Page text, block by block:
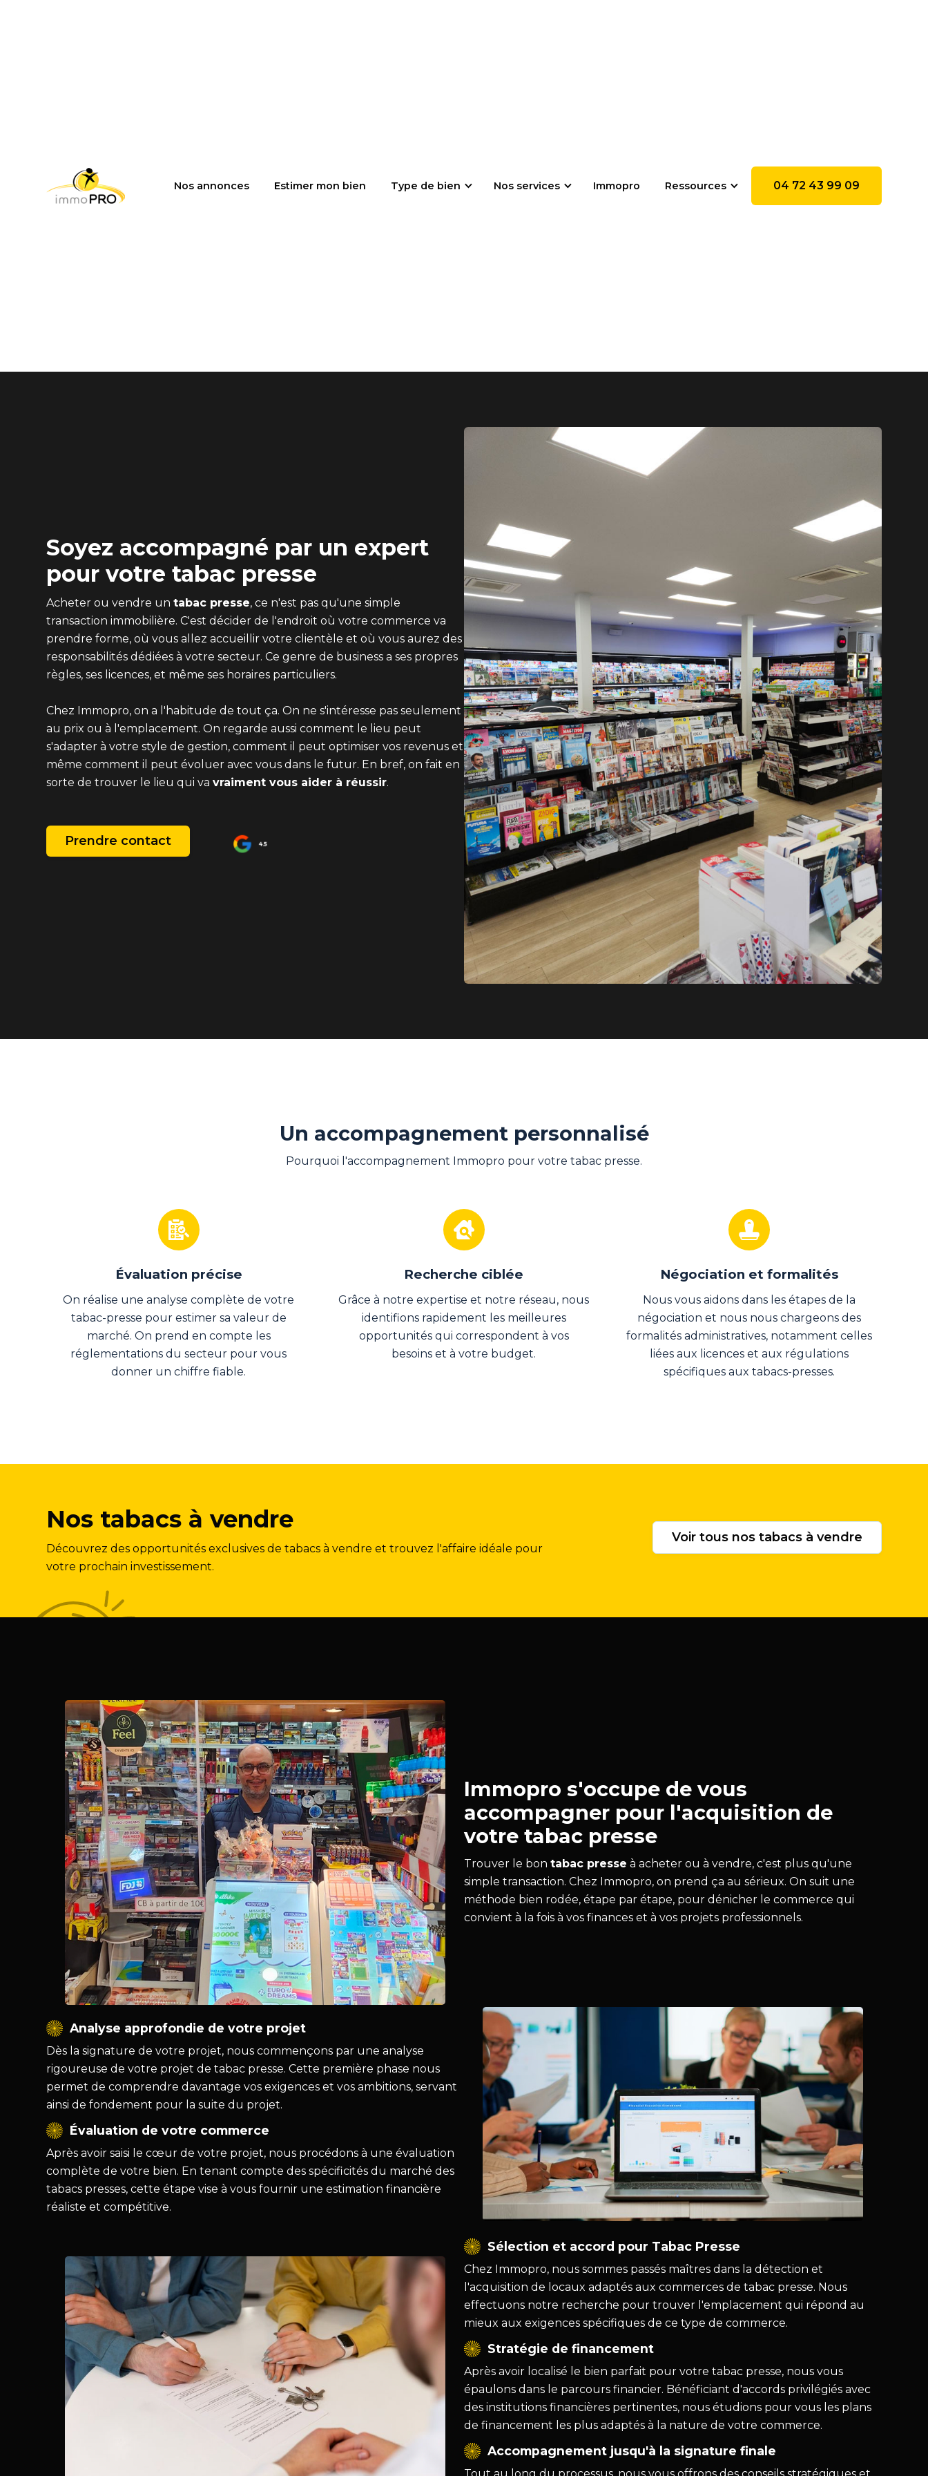
Nos annonces Estimer mon bien Type de bien Nos services Immopro Ressources 04 72 43 99 09
Soyez accompagné par un expert
pour votre tabac presse
Acheter ou vendre untabac presse, ce n'est pas qu'une simple
transaction immobilière. C'est décider de l'endroit où votre commerce va
prendre forme, où vous allez accueillir votre clientèle et où vous aurez des
responsabilités dédiées à votre secteur. Ce genre de business a ses propres
règles, ses licences, et même ses horaires particuliers.
Chez Immopro, on a l'habitude de tout ça. On ne s'intéresse pas seulement
au prix ou à l'emplacement. On regarde aussi comment le lieu peut
s'adapter à votre style de gestion, comment il peut optimiser vos revenus et
même comment il peut évoluer avec vous dans le futur. En bref, on fait en
sorte de trouver le lieu qui vavraiment vous aider à réussir.
Prendre contact 4.5
Un accompagnement personnalisé
Pourquoi l'accompagnement Immopro pour votre tabac presse.
Évaluation précise
On réalise une analyse complète de votre
tabac-presse pour estimer sa valeur de
marché. On prend en compte les
réglementations du secteur pour vous
donner un chiffre fiable.
Recherche ciblée
Grâce à notre expertise et notre réseau, nous
identifions rapidement les meilleures
opportunités qui correspondent à vos
besoins et à votre budget.
Négociation et formalités
Nous vous aidons dans les étapes de la
négociation et nous nous chargeons des
formalités administratives, notamment celles
liées aux licences et aux régulations
spécifiques aux tabacs-presses.
Nos tabacs à vendre
Découvrez des opportunités exclusives de tabacs à vendre et trouvez l'affaire idéale pour
votre prochain investissement.
Voir tous nos tabacs à vendre
Immopro s'occupe de vous
accompagner pour l'acquisition de
votre tabac presse
Trouver le bon tabac presse à acheter ou à vendre, c'est plus qu'une
simple transaction. Chez Immopro, on prend ça au sérieux. On suit une
méthode bien rodée, étape par étape, pour dénicher le commerce qui
convient à la fois à vos finances et à vos projets professionnels.
Analyse approfondie de votre projet
Dès la signature de votre projet, nous commençons par une analyse
rigoureuse de votre projet de tabac presse. Cette première phase nous
permet de comprendre davantage vos exigences et vos ambitions, servant
ainsi de fondement pour la suite du projet.
Évaluation de votre commerce
Après avoir saisi le cœur de votre projet, nous procédons à une évaluation
complète de votre bien. En tenant compte des spécificités du marché des
tabacs presses, cette étape vise à vous fournir une estimation financière
réaliste et compétitive.
Sélection et accord pour Tabac Presse
Chez Immopro, nous sommes passés maîtres dans la détection et
l'acquisition de locaux adaptés aux commerces de tabac presse. Nous
effectuons notre recherche pour trouver l'emplacement qui répond au
mieux aux exigences spécifiques de ce type de commerce.
Stratégie de financement
Après avoir localisé le bien parfait pour votre tabac presse, nous vous
épaulons dans le parcours financier. Bénéficiant d'accords privilégiés avec
des institutions financières pertinentes, nous étudions pour vous les plans
de financement les plus adaptés à la nature de votre commerce.
Accompagnement jusqu'à la signature finale